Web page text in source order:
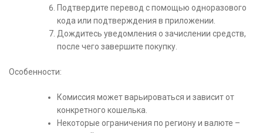
Подтвердите перевод с помощью одноразового
кода или подтверждения в приложении.
Дождитесь уведомления о зачислении средств,
после чего завершите покупку.
Особенности:
Комиссия может варьироваться и зависит от
конкретного кошелька.
Некоторые ограничения по региону и валюте –